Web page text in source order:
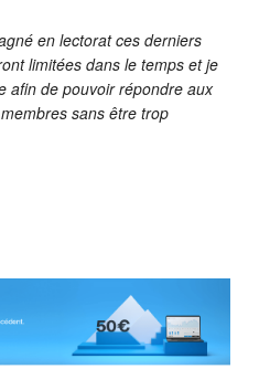
en lectorat ces derniers
limitées dans le temps et je
afin de pouvoir répondre aux
sans être trop